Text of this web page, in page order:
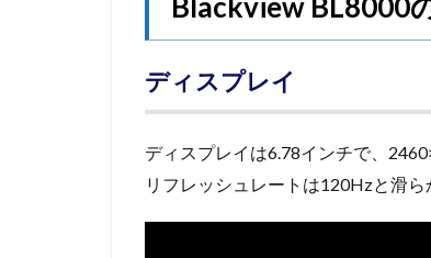
ディスプレイ
ディスプレイは6.78インチで、
リフレッシュレートは120Hzと滑